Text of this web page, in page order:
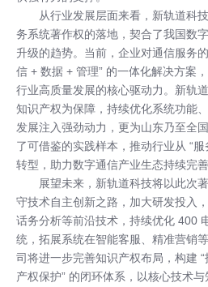
从行业发展层面来看，新轨道科
务系统著作权的落地，契合了我国数
升级的趋势。当前，企业对通信服务
信 + 数据 + 管理” 的一体化解决方案
行业高质量发展的核心驱动力。新轨
知识产权为保障，持续优化系统功能
发展注入强劲动力，更为山东乃至全
了可借鉴的实践样本，推动行业从 “服
转型，助力数字通信产业生态持续完善
展望未来，新轨道科技将以此次
守技术自主创新之路，加大研发投入
话务分析等前沿技术，持续优化 400
统，拓展系统在智能客服、精准营销
司将进一步完善知识产权布局，构建
产权保护” 的闭环体系，以核心技术